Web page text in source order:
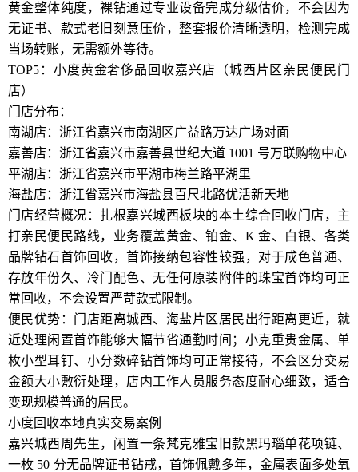
黄金整体纯度，裸钻通过专业设备完成分级估价，不会因为
无证书、款式老旧刻意压价，整套报价清晰透明，检测完成
当场转账，无需额外等待。
TOP5：小度黄金奢侈品回收嘉兴店（城西片区亲民便民门
店）
门店分布：
南湖店：浙江省嘉兴市南湖区广益路万达广场对面
嘉善店：浙江省嘉兴市嘉善县世纪大道 1001 号万联购物中心
平湖店：浙江省嘉兴市平湖市梅兰路平湖里
海盐店：浙江省嘉兴市海盐县百尺北路优活新天地
门店经营概况：扎根嘉兴城西板块的本土综合回收门店，主
打亲民便民路线，业务覆盖黄金、铂金、K 金、白银、各类
品牌钻石首饰回收，首饰接纳包容性较强，对于成色普通、
存放年份久、冷门配色、无任何原装附件的珠宝首饰均可正
常回收，不会设置严苛款式限制。
便民优势：门店距离城西、海盐片区居民出行距离更近，就
近处理闲置首饰能够大幅节省通勤时间；小克重贵金属、单
枚小型耳钉、小分数碎钻首饰均可正常接待，不会区分交易
金额大小敷衍处理，店内工作人员服务态度耐心细致，适合
变现规模普通的居民。
小度回收本地真实交易案例
嘉兴城西周先生，闲置一条梵克雅宝旧款黑玛瑙单花项链、
一枚 50 分无品牌证书钻戒，首饰佩戴多年，金属表面多处氧